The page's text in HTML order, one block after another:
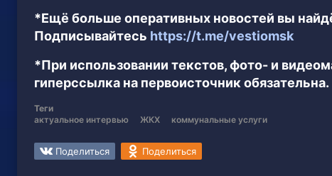
*Ещё больше оперативных новостей вы
Подписывайтесь https://t.me/vestiomsk
*При использовании текстов, фото- и
гиперссылка на первоисточник обязательна.
Теги
актуальное интервью
ЖКХ коммунальные услуги
Поделиться Поделиться